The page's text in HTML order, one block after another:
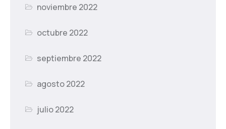
noviembre 2022
octubre 2022
septiembre 2022
agosto 2022
julio 2022